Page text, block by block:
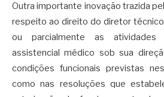
Outra importante inovação trazida
respeito ao direito do diretor
ou parcialmente as atividades
assistencial médico sob sua
condições funcionais previstas
como nas resoluções que